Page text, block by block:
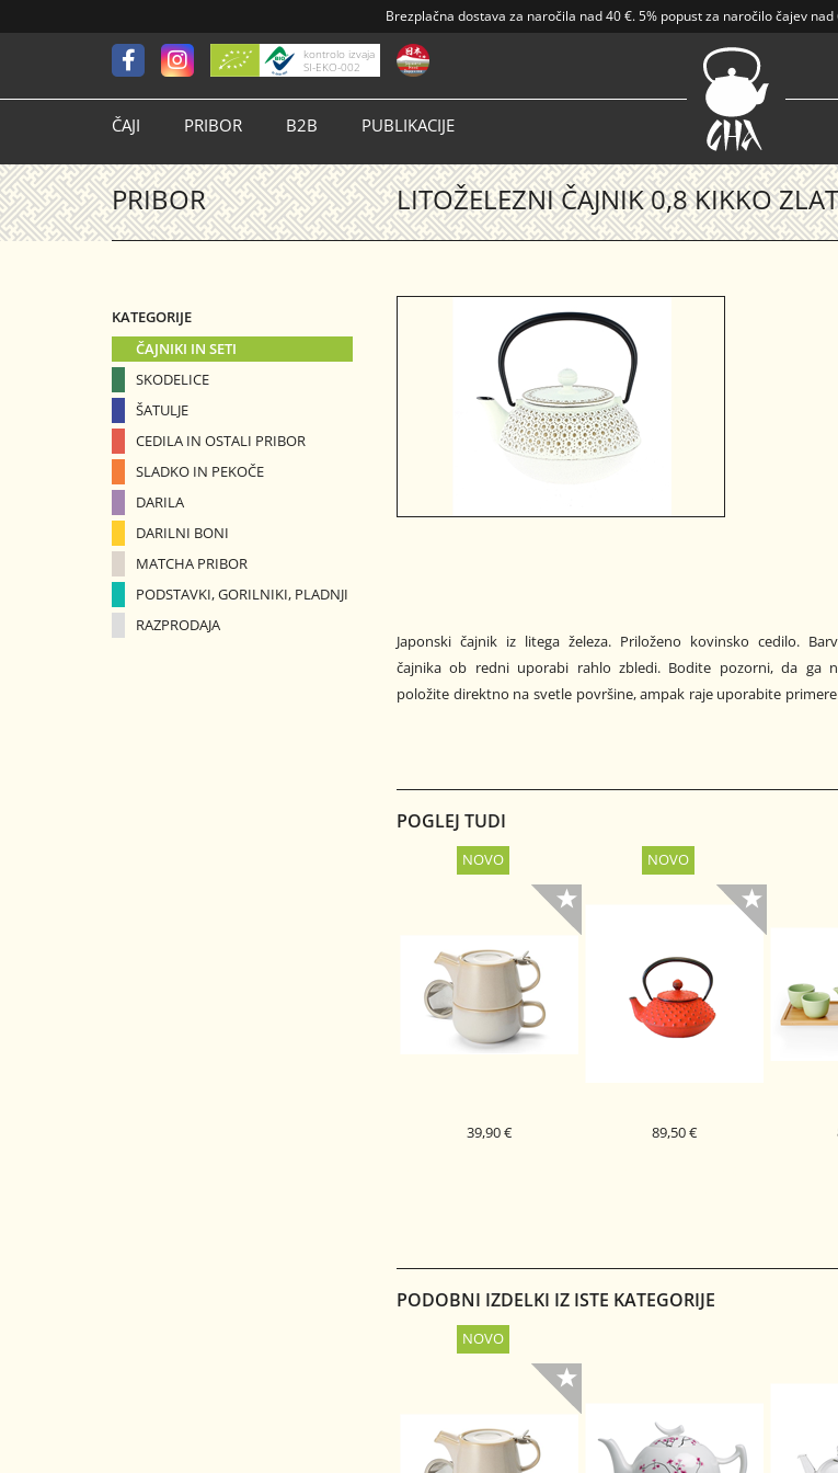
Brezplačna dostava za naročila nad40 €.5% popust za naročilo čajev nad
kontrolo izvaja
SI-EKO-002
ČAJI PRIBOR B2B PUBLIKACIJE
KATEGORIJE
ČAJNIKI IN SETI
SKODELICE
ŠATULJE
CEDILA IN OSTALI PRIBOR
SLADKO IN PEKOČE
DARILA
DARILNI BONI
MATCHA PRIBOR
PODSTAVKI, GORILNIKI, PLADNJI
RAZPRODAJA
PRIBOR LITOŽELEZNI ČAJNIK 0,8 KIKKO
Japonski čajnik iz litega železa. Priloženo kovinsko cedilo.
čajnika ob redni uporabi rahlo zbledi. Bodite pozorni, da ga
položite direktno na svetle površine, ampak raje uporabite
POGLEJ TUDI
39,90 €
89,50 €
PODOBNI IZDELKI IZ ISTE KATEGORIJE